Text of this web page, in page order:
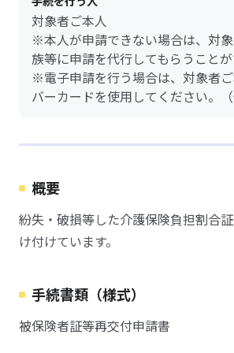
対象者ご本人
※本人が申請できない場合は、対
族等に申請を代行してもらうことが
※電子申請を行う場合は、対象者
バーカードを使用してください。（
概要
紛失・破損等した介護保険負担割合
け付けています。
手続書類（様式）
被保険者証等再交付申請書